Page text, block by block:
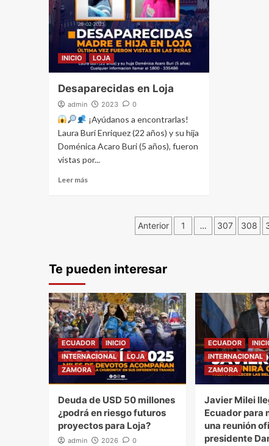
INICIO LOJA
Desaparecidas en Loja
admin 2023 0
¡Ayúdanos a encontrarlas!
Laura Buri Enriquez (22 años) y su hija
Doménica Acaro Buri (5 años), fueron
vistas por...
Leer más
Navegación
entradas
Anterior 1 … 307 308
Te pueden interesar
ECUADOR
INICIO
INTERNACIONAL
LOJA
ZAMORA
Deuda de USD 50 millones
¿podrá en riesgo futuros
proyectos para Loja?
admin 2026 0
ECUADOR
INTERNACIONAL
ZAMORA
Javier Milei
Ecuador para
una reunión
presidente